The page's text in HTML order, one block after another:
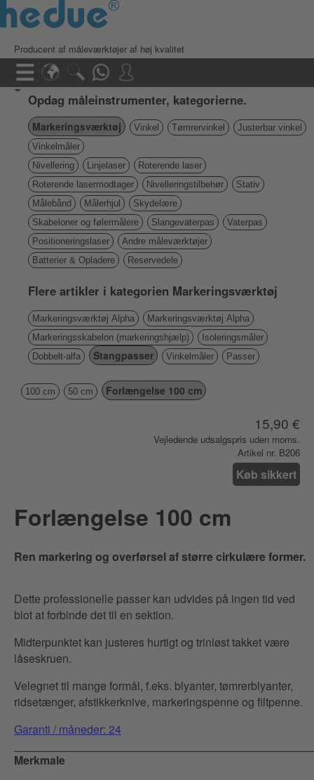
Producent af måleværktøjer af høj kvalitet
Opdag måleinstrumenter, kategorierne.
Markeringsværktøj Vinkel Tømrervinkel
Justerbar vinkel
Vinkelmåler
Nivellering
Linjelaser
Roterende laser
Roterende lasermodtager
Nivelleringstilbehør
Stativ
Målebånd
Målerhjul
Skydelære
Skabeloner og følermålere
Slangevaterpas
Vaterpas
Positioneringslaser
Andre måleværktøjer
Batterier & Opladere
Reservedele
Flere artikler i kategorien Markeringsværktøj
Markeringsværktøj Alpha
Markeringsværktøj Alpha
Markeringsskabelon (markeringshjælp)
Isoleringsmåler
Dobbelt-alfa
Stangpasser Vinkelmåler Passer
100 cm 50 cm Forlængelse 100 cm
15,90 €
Vejledende udsalgspris uden moms.
Artikel nr. B206
Køb sikkert
Forlængelse 100 cm
Ren markering og overførsel af større cirkulære former.
Dette professionelle passer kan udvides på ingen tid ved
blot at forbinde det til en sektion.
Midterpunktet kan justeres hurtigt og trinløst takket være
låseskruen.
Velegnet til mange formål, f.eks. blyanter, tømrerblyanter,
ridsetænger, afstikkerknive, markeringspenne og filtpenne.
Garanti / måneder: 24
Merkmale